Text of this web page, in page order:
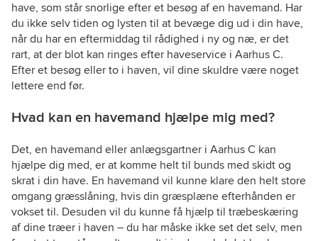
have, som står snorlige efter et besøg af en havemand. Har
du ikke selv tiden og lysten til at bevæge dig ud i din have,
når du har en eftermiddag til rådighed i ny og næ, er det
rart, at der blot kan ringes efter haveservice i Aarhus C.
Efter et besøg eller to i haven, vil dine skuldre være noget
lettere end før.
Hvad kan en havemand hjælpe mig med?
Det, en havemand eller anlægsgartner i Aarhus C kan
hjælpe dig med, er at komme helt til bunds med skidt og
skrat i din have. En havemand vil kunne klare den helt store
omgang græsslåning, hvis din græsplæne efterhånden er
vokset til. Desuden vil du kunne få hjælp til træbeskæring
af dine træer i haven – du har måske ikke set det selv, men